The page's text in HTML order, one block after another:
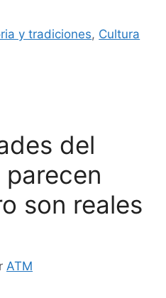
y tradiciones, Cultura
del
son reales
ATM